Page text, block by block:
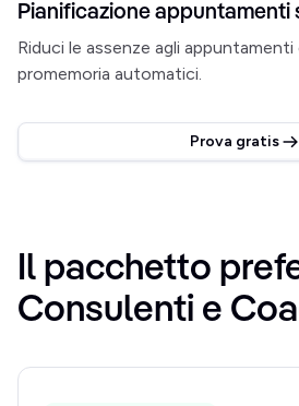
Pianificazione appuntamenti
Riduci le assenze agli
promemoria automatici.
Prova gratis
Il pacchetto
Consulenti e